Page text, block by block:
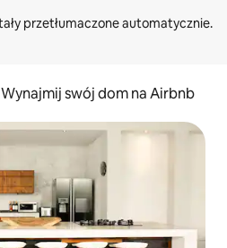
Wynajmij swój dom na Airbnb